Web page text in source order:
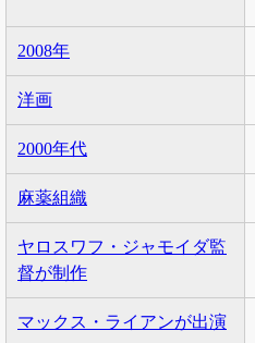
2008年
洋画
2000年代
麻薬組織
ヤロスワフ・ジャモイダ監
督が制作
マックス・ライアンが出演